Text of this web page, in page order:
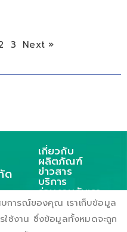
3 Next »
ด
ง
เกี่ยวกับ
ผลิตภัณฑ์
ข่าวสาร
บริการ
ร่วมงานกับเรา
ติดต่อเรา
บการณ์ของคุณ เราเก็บข้อมูล
ใช้งาน ซึ่งข้อมูลทั้งหมดจะถูก